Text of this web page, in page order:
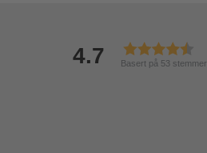
4.7 Basert på 53 stemmer